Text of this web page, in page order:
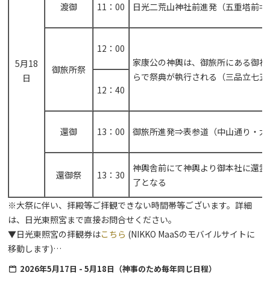
5月18
日
渡御 11：00 日光二荒山神社前進発（五重塔前
御旅所祭
12：00
家康公の神輿は、御旅所にある御
らで祭典が執行される（三品立七
12：40
還御 13：00 御旅所進発⇒表参道（中山通り・
還御祭 13：30
神輿舎前にて神輿より御本社に還
了となる
※大祭に伴い、拝殿等ご拝観できない時間帯等ございます。詳細
は、日光東照宮まで直接お問合せください。
▼日光東照宮の拝観券はこちら (NIKKO MaaSのモバイルサイトに
移動します)
▼日光へのおトクな交通チケットはこちら(NIKKO MaaSのモバイ
2026年5月17日 - 5月18日（神事のため毎年同じ日程）